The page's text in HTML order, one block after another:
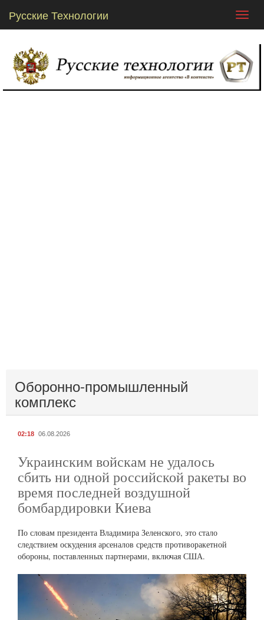
Русские Технологии
Оборонно-промышленный
комплекс
02:18 06.08.2026
Украинским войскам не удалось
сбить ни одной российской ракеты во
время последней воздушной
бомбардировки Киева
По словам президента Владимира Зеленского, это стало
следствием оскудения арсеналов средств противоракетной
обороны, поставленных партнерами, включая США.